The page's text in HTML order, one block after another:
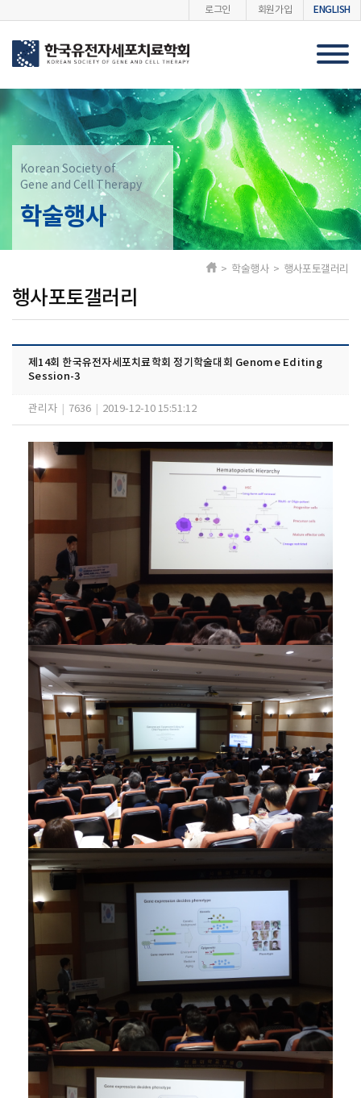
로그인 회원가입 ENGLISH
Korean Society of
Gene and Cell Therapy
학술행사
행사포토갤러리
> 학술행사 > 행사포토갤러리
제14회 한국유전자세포치료학회 정기학술대회 Genome Editing
Session-3
관리자 7636 2019-12-10 15:51:12